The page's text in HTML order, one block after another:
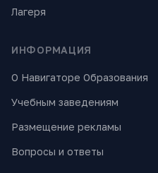
Лагеря
ИНФОРМАЦИЯ
О Навигаторе Образования
Учебным заведениям
Размещение рекламы
Вопросы и ответы